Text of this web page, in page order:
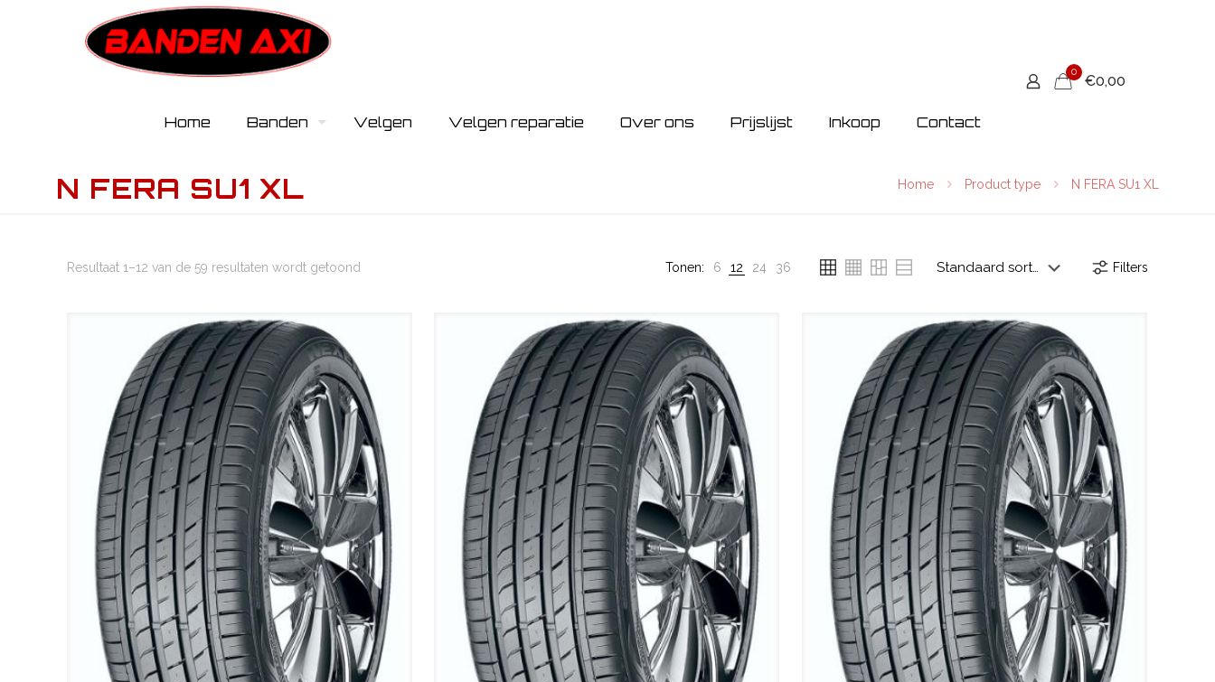
Home Banden Velgen Velgen reparatie Over ons Prijslijst Inkoop Contact
0
€0,00
N FERA SU1 XL Home Product type N FERA SU1 XL
Resultaat 1–12 van de 59 resultaten wordt getoond Tonen: 6 12 24 36 Filters